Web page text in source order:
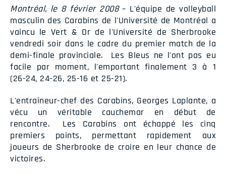
Montréal, le 8 février 2008– L'équipe de volleyball
masculin des Carabins de l'Université de Montréal a
vaincu le Vert & Or de l'Université de Sherbrooke
vendredi soir dans le cadre du premier match de la
demi-finale provinciale. Les Bleus ne l'ont pas eu
facile par moment, l'emportant finalement 3 à 1
(26-24, 24-26, 25-16 et 25-21).
L'entraîneur-chef des Carabins, Georges Laplante, a
vécu un véritable cauchemar en début de
rencontre. Les Carabins ont échappé les cinq
premiers points, permettant rapidement aux
joueurs de Sherbrooke de croire en leur chance de
victoires.